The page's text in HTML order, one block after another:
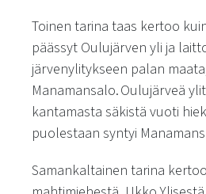
Toinen tarina taas kertoo
päässyt Oulujärven yli ja
järvenylitykseen palan
Manamansalo. Oulujärveä
kantamasta säkistä vuoti
puolestaan syntyi
Samankaltainen tarina